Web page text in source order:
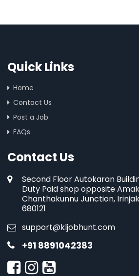
Quick Links
Home
Contact Us
Post a Job
FAQs
Contact Us
Second Floor Autokaran
Duty Paid shop opposite
Chanthakunnu Junction,
680121
support@kljobhunt.com
+91 8891042383